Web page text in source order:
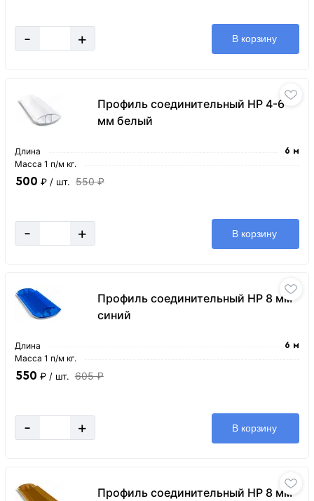
- + В корзину
Профиль соединительный HP 4-6
мм белый
Длина 6 м
Масса 1 п/м кг.
500 ₽ / шт. 550 ₽
- + В корзину
Профиль соединительный HP 8 мм
синий
Длина 6 м
Масса 1 п/м кг.
550 ₽ / шт. 605 ₽
- + В корзину
Профиль соединительный HP 8 мм